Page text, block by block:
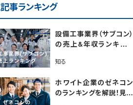
事ランキング
設備工事業界（サブコン）
の売上&年収ランキング
設備ジャンル別】今後の動
知る
ホワイト企業のゼネコン
のランキングを解説！見極